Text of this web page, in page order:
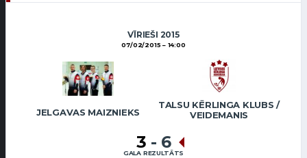
VĪRIEŠI 2015
07/02/2015 14:00
JELGAVAS MAIZNIEKS
TALSU KĒRLINGA KLUBS /
VEIDEMANIS
3 - 6
GALA REZULTĀTS